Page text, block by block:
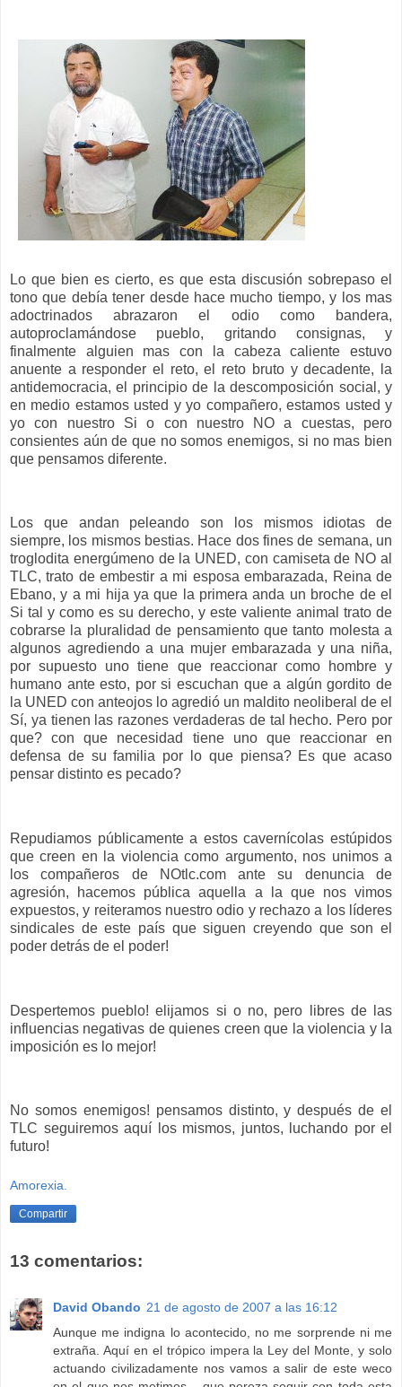
Lo que bien es cierto, es que esta discusión sobrepaso el
tono que debía tener desde hace mucho tiempo, y los mas
adoctrinados abrazaron el odio como bandera,
autoproclamándose pueblo, gritando consignas, y
finalmente alguien mas con la cabeza caliente estuvo
anuente a responder el reto, el reto bruto y decadente, la
antidemocracia, el principio de la descomposición social, y
en medio estamos usted y yo compañero, estamos usted y
yo con nuestro Si o con nuestro NO a cuestas, pero
consientes aún de que no somos enemigos, si no mas bien
que pensamos diferente.
Los que andan peleando son los mismos idiotas de
siempre, los mismos bestias. Hace dos fines de semana, un
troglodita energúmeno de la UNED, con camiseta de NO al
TLC, trato de embestir a mi esposa embarazada, Reina de
Ebano, y a mi hija ya que la primera anda un broche de el
Si tal y como es su derecho, y este valiente animal trato de
cobrarse la pluralidad de pensamiento que tanto molesta a
algunos agrediendo a una mujer embarazada y una niña,
por supuesto uno tiene que reaccionar como hombre y
humano ante esto, por si escuchan que a algún gordito de
la UNED con anteojos lo agredió un maldito neoliberal de el
Sí, ya tienen las razones verdaderas de tal hecho. Pero por
que? con que necesidad tiene uno que reaccionar en
defensa de su familia por lo que piensa? Es que acaso
pensar distinto es pecado?
Repudiamos públicamente a estos cavernícolas estúpidos
que creen en la violencia como argumento, nos unimos a
los compañeros de NOtlc.com ante su denuncia de
agresión, hacemos pública aquella a la que nos vimos
expuestos, y reiteramos nuestro odio y rechazo a los líderes
sindicales de este país que siguen creyendo que son el
poder detrás de el poder!
Despertemos pueblo! elijamos si o no, pero libres de las
influencias negativas de quienes creen que la violencia y la
imposición es lo mejor!
No somos enemigos! pensamos distinto, y después de el
TLC seguiremos aquí los mismos, juntos, luchando por el
futuro!
Amorexia.
Compartir
13 comentarios:
David Obando 21 de agosto de 2007 a las 16:12
Aunque me indigna lo acontecido, no me sorprende ni me
extraña. Aquí en el trópico impera la Ley del Monte, y solo
actuando civilizadamente nos vamos a salir de este weco